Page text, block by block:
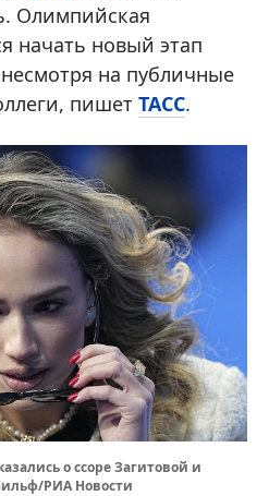
Олимпийская
начать новый этап
на публичные
пишет ТАСС.
о ссоре Загитовой и
РИА Новости